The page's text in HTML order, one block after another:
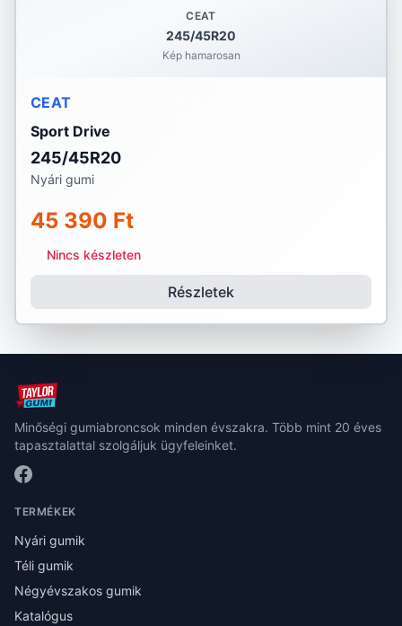
CEAT
245/45R20
Kép hamarosan
CEAT
Sport Drive
245/45R20
Nyári gumi
45 390 Ft
Nincs készleten
Részletek
Minőségi gumiabroncsok minden évszakra. Több mint 20 éves
tapasztalattal szolgáljuk ügyfeleinket.
TERMÉKEK
Nyári gumik
Téli gumik
Négyévszakos gumik
Katalógus